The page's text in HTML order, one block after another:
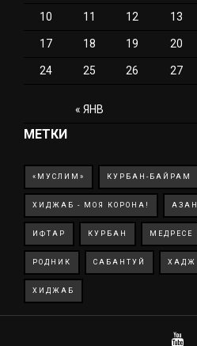
« ЯНВ
10 11 12 13
17 18 19 20
24 25 26 27
МЕТКИ
«МУСЛИМ» КУРБАН-БАЙРАМ
ХИДЖАБ - МОЯ КОРОНА! АЗАН
ИФТАР КУРБАН МЕДРЕСЕ
РОДНИК САБАНТУЙ ХАДЖ
ХИДЖАБ